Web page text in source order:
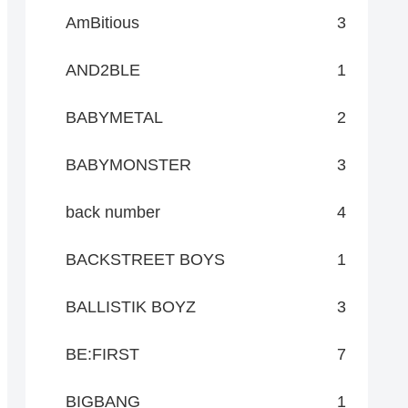
AmBitious 3
AND2BLE 1
BABYMETAL 2
BABYMONSTER 3
back number 4
BACKSTREET BOYS 1
BALLISTIK BOYZ 3
BE:FIRST 7
BIGBANG 1